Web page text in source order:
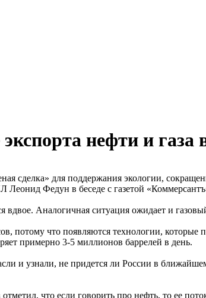
нефти и
сделка» для поддержания экологии,
Федун в беседе с газетой
Аналогичная ситуация ожидает и
потому что появляются технологии, которые
примерно 3-5 миллионов баррелей в день.
и узнали, не придется ли России в
что если говорить про нефть, то ее